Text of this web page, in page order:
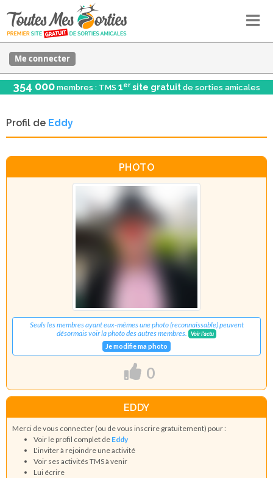
Me connecter
354 000 membres : TMS 1er site gratuit de sorties amicales
Profil de Eddy
PHOTO
Seuls les membres ayant eux-mêmes une photo (reconnaissable) peuvent
désormais voir la photo des autres membres.
Voir l'actu
Je modifie ma photo
0
EDDY
Merci de vous connecter (ou de vous inscrire gratuitement) pour :
Voir le profil complet de Eddy
L'inviter à rejoindre une activité
Voir ses activités TMS à venir
Lui écrire